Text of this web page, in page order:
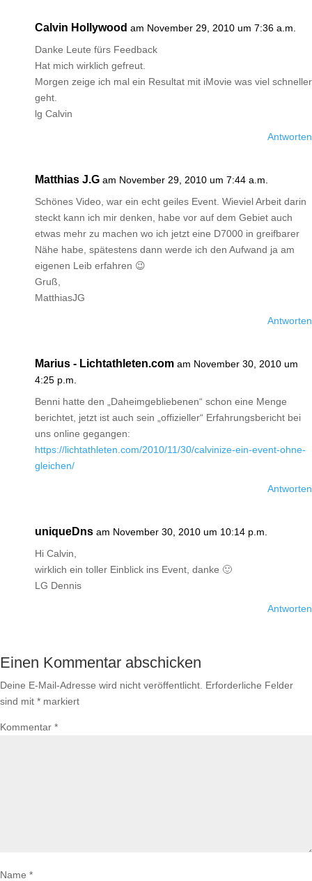
Calvin Hollywood am November 29, 2010 um 7:36 a.m.
Danke Leute fürs Feedback
Hat mich wirklich gefreut.
Morgen zeige ich mal ein Resultat mit iMovie was viel schneller
geht.
lg Calvin
Antworten
Matthias J.G am November 29, 2010 um 7:44 a.m.
Schönes Video, war ein echt geiles Event. Wieviel Arbeit darin
steckt kann ich mir denken, habe vor auf dem Gebiet auch
etwas mehr zu machen wo ich jetzt eine D7000 in greifbarer
Nähe habe, spätestens dann werde ich den Aufwand ja am
eigenen Leib erfahren 😉
Gruß,
MatthiasJG
Antworten
Marius - Lichtathleten.com am November 30, 2010 um
4:25 p.m.
Benni hatte den „Daheimgebliebenen“ schon eine Menge
berichtet, jetzt ist auch sein „offizieller“ Erfahrungsbericht bei
uns online gegangen:
https://lichtathleten.com/2010/11/30/calvinize-ein-event-ohne-
gleichen/
Antworten
uniqueDns am November 30, 2010 um 10:14 p.m.
Hi Calvin,
wirklich ein toller Einblick ins Event, danke 🙂
LG Dennis
Antworten
Einen Kommentar abschicken
Deine E-Mail-Adresse wird nicht veröffentlicht. Erforderliche Felder
sind mit * markiert
Kommentar *
Name *